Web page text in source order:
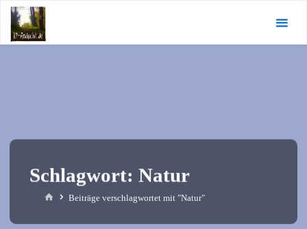
Zum
Inhalt
springen
Schlagwort:Natur
StartBeiträge verschlagwortet mit "Natur"